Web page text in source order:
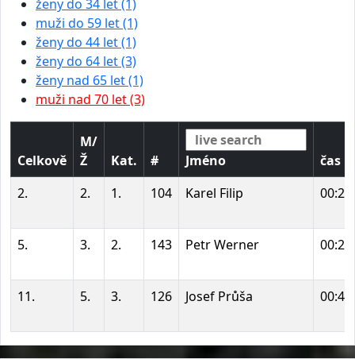
ženy do 34 let (1)
muži do 59 let (1)
ženy do 44 let (1)
ženy do 64 let (3)
ženy nad 65 let (1)
muži nad 70 let (3)
Celkově
M/
Ž
Kat. # Jméno
čas
2.
2. 1. 104 Karel Filip
5. 3. 2. 143 Petr Werner
11. 5. 3. 126 Josef Průša